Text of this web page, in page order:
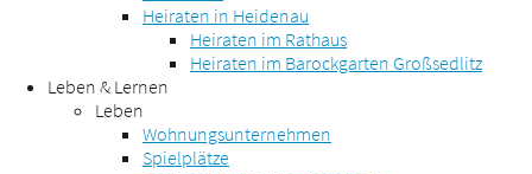
Heiraten in Heidenau
Heiraten im Rathaus
Heiraten im Barockgarten Großsedlitz
Leben & Lernen
Leben
Wohnungsunternehmen
Spielplätze